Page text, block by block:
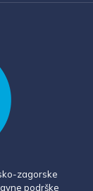
zagorske
podrške